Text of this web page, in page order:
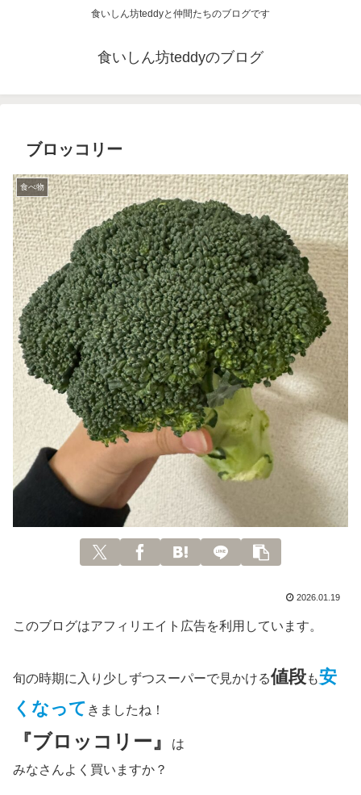
食いしん坊teddyと仲間たちのブログです
食いしん坊teddyのブログ
ブロッコリー
食べ物
2026.01.19
このブログはアフィリエイト広告を利用しています。
旬の時期に入り少しずつスーパーで見かける値段も安
くなって きましたね！
『ブロッコリー』
は
みなさんよく買いますか？